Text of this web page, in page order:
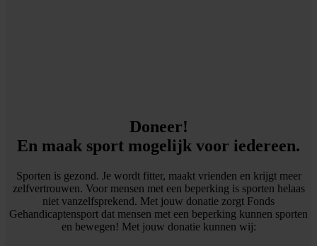
Doneer!
En maak sport mogelijk voor iedereen.
Sporten is gezond. Je wordt fitter, maakt vrienden en krijgt meer
zelfvertrouwen. Voor mensen met een beperking is sporten helaas
niet vanzelfsprekend. Met jouw donatie zorgt Fonds
Gehandicaptensport dat mensen met een beperking kunnen sporten
en bewegen! Met jouw donatie kunnen wij: